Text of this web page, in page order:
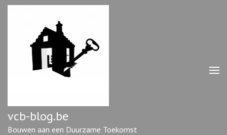
Ga
vcb-blog.be
Bouwen aan een Duurzame Toekomst